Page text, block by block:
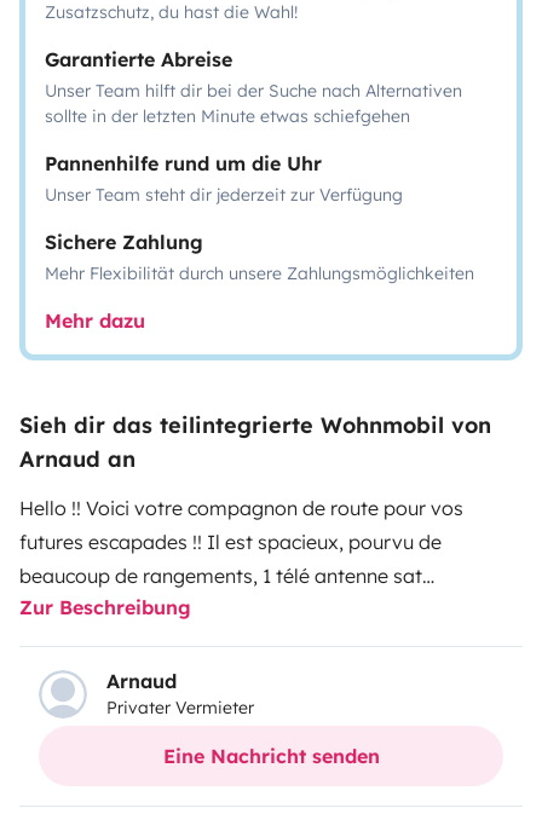
Zusatzschutz, du hast die Wahl!
Garantierte Abreise
Unser Team hilft dir bei der Suche nach Alternativen
sollte in der letzten Minute etwas schiefgehen
Pannenhilfe rund um die Uhr
Unser Team steht dir jederzeit zur Verfügung
Sichere Zahlung
Mehr Flexibilität durch unsere Zahlungsmöglichkeiten
Mehr dazu
Sieh dir das teilintegrierte Wohnmobil von
Arnaud an
Hello !! Voici votre compagnon de route pour vos
futures escapades !! Il est spacieux, pourvu de
beaucoup de rangements, 1 télé antenne sat
automatique lecteur dvd dans la chambre, et 1 téle
smart dans le salon, régulateur de vitesse,
climatisation réversible déshumidificateur, douchette
extérieure, rideaux occultants et moustiquaires sur
chaque ouvrants, porte 4 vélos, marche pied
gaz, grand frigo trimix, plaques 3 feux + plan de travail
Zur Beschreibung
Arnaud
Privater Vermieter
Eine Nachricht senden